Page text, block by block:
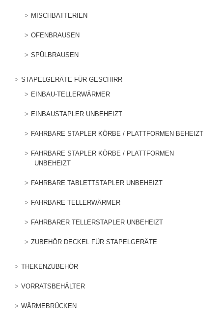
MISCHBATTERIEN
OFENBRAUSEN
SPÜLBRAUSEN
STAPELGERÄTE FÜR GESCHIRR
EINBAU-TELLERWÄRMER
EINBAUSTAPLER UNBEHEIZT
FAHRBARE STAPLER KÖRBE / PLATTFORMEN BEHEIZT
FAHRBARE STAPLER KÖRBE / PLATTFORMEN
UNBEHEIZT
FAHRBARE TABLETTSTAPLER UNBEHEIZT
FAHRBARE TELLERWÄRMER
FAHRBARER TELLERSTAPLER UNBEHEIZT
ZUBEHÖR DECKEL FÜR STAPELGERÄTE
THEKENZUBEHÖR
VORRATSBEHÄLTER
WÄRMEBRÜCKEN